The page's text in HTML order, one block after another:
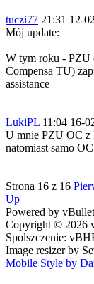
tuczi77 21:31 12-
Mój update:
W tym roku - PZU
Compensa TU)
assistance
LukiPL 11:04 16-
U mnie PZU OC z
natomiast samo
Strona 16 z 16
Up
Powered by
Copyright © 2026
Spolszczenie:
Image resizer by
Mobile Style by